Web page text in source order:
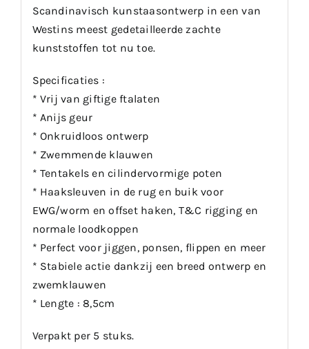
Scandinavisch kunstaasontwerp in een van
Westins meest gedetailleerde zachte
kunststoffen tot nu toe.
Specificaties :
* Vrij van giftige ftalaten
* Anijs geur
* Onkruidloos ontwerp
* Zwemmende klauwen
* Tentakels en cilindervormige poten
* Haaksleuven in de rug en buik voor
EWG/worm en offset haken, T&C rigging en
normale loodkoppen
* Perfect voor jiggen, ponsen, flippen en meer
* Stabiele actie dankzij een breed ontwerp en
zwemklauwen
* Lengte : 8,5cm
Verpakt per 5 stuks.